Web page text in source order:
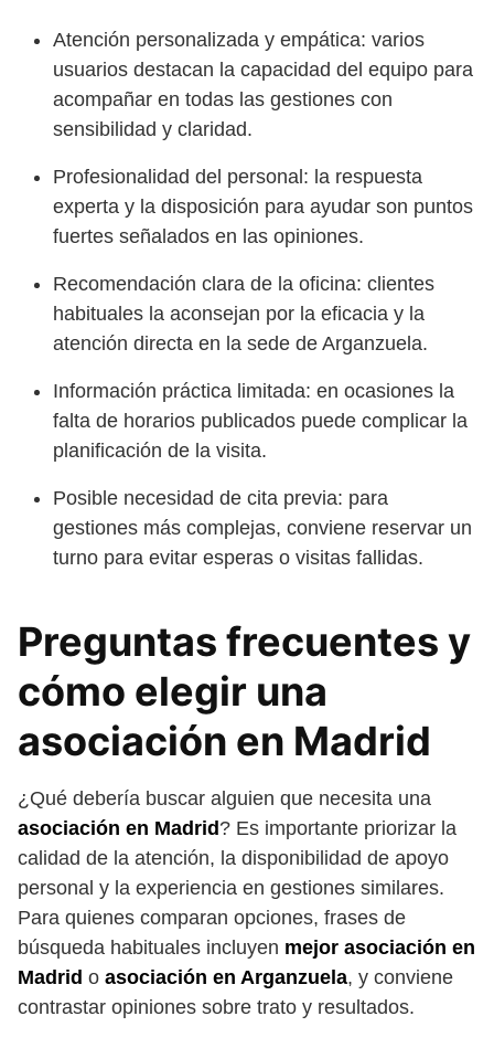
Atención personalizada y empática: varios
usuarios destacan la capacidad del equipo para
acompañar en todas las gestiones con
sensibilidad y claridad.
Profesionalidad del personal: la respuesta
experta y la disposición para ayudar son puntos
fuertes señalados en las opiniones.
Recomendación clara de la oficina: clientes
habituales la aconsejan por la eficacia y la
atención directa en la sede de Arganzuela.
Información práctica limitada: en ocasiones la
falta de horarios publicados puede complicar la
planificación de la visita.
Posible necesidad de cita previa: para
gestiones más complejas, conviene reservar un
turno para evitar esperas o visitas fallidas.
Preguntas frecuentes y
cómo elegir una
asociación en Madrid
¿Qué debería buscar alguien que necesita una
asociación en Madrid ? Es importante priorizar la
calidad de la atención, la disponibilidad de apoyo
personal y la experiencia en gestiones similares.
Para quienes comparan opciones, frases de
búsqueda habituales incluyen mejor asociación en
Madrid o asociación en Arganzuela, y conviene
contrastar opiniones sobre trato y resultados.